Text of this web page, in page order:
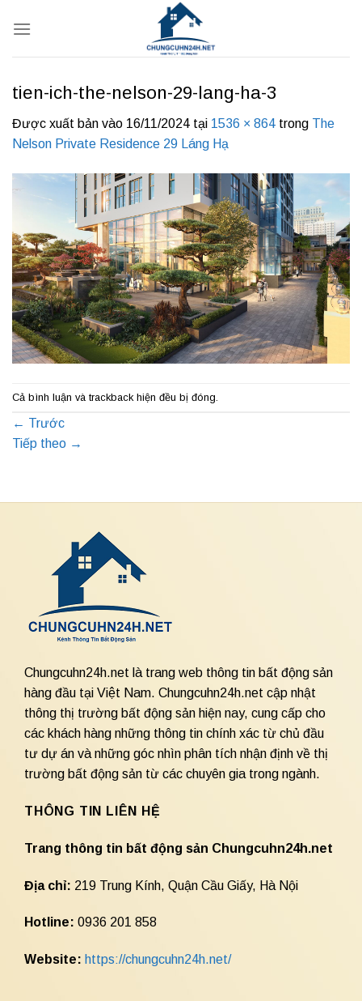
qua
tien-ich-the-nelson-29-lang-ha-3
Được xuất bản vào 16/11/2024 tại 1536 × 864 trong The
Nelson Private Residence 29 Láng Hạ
Cả bình luận và trackback hiện đều bị đóng.
← Trước
Tiếp theo →
Chungcuhn24h.net là trang web thông tin bất động sản
hàng đầu tại Việt Nam. Chungcuhn24h.net cập nhật
thông thị trường bất động sản hiện nay, cung cấp cho
các khách hàng những thông tin chính xác từ chủ đầu
tư dự án và những góc nhìn phân tích nhận định về thị
trường bất động sản từ các chuyên gia trong ngành.
THÔNG TIN LIÊN HỆ
Trang thông tin bất động sản Chungcuhn24h.net
Địa chỉ: 219 Trung Kính, Quận Cầu Giấy, Hà Nội
Hotline: 0936 201 858
Website: https://chungcuhn24h.net/